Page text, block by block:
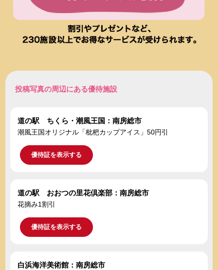
投稿写真の周辺にある優待施設
道の駅 ちくら・潮風王国：南房総市
潮風王国オリジナル「枇杷カップアイス」50円引
優待証を表示する
道の駅 おおつの里花倶楽部：南房総市
花摘み1割引
優待証を表示する
白浜海洋美術館：南房総市